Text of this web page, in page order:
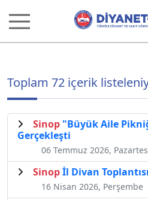
Toplam 72 içerik
Sinop "Büyük Aile
Gerçekleşti
06 Temmuz 2026,
Sinopİl Divan
16 Nisan 2026, Perşembe